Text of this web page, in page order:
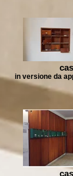
in versione da